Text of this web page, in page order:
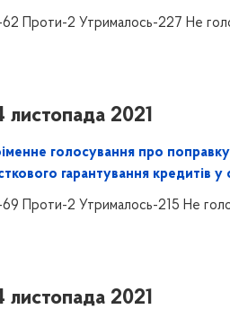
62 Проти-2 Утрималось-227 Не
листопада 2021
голосування про
гарантування кредитів
Проти-2 Утрималось-215 Не
листопада 2021